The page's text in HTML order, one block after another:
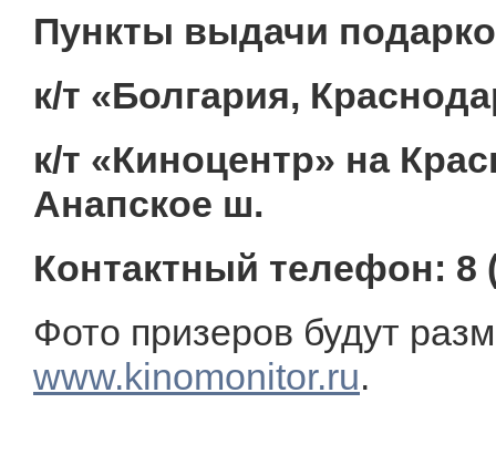
Пункты выдачи
к/т «Болгария,
к/т «Киноцентр» на
Анапское ш.
Контактный телефон: 8
Фото призеров будут
www.kinomonitоr.ru.